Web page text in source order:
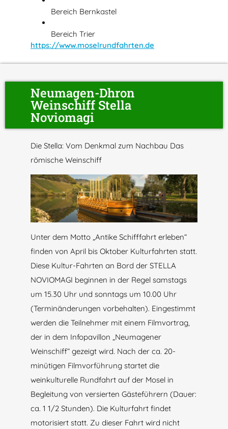
Bereich Bernkastel
Bereich Trier
https://www.moselrundfahrten.de
Neumagen-Dhron
Weinschiff Stella
Noviomagi
Die Stella: Vom Denkmal zum Nachbau Das
römische Weinschiff
Unter dem Motto „Antike Schifffahrt erleben“
finden von April bis Oktober Kulturfahrten statt.
Diese Kultur-Fahrten an Bord der STELLA
NOVIOMAGI beginnen in der Regel samstags
um 15.30 Uhr und sonntags um 10.00 Uhr
(Terminänderungen vorbehalten). Eingestimmt
werden die Teilnehmer mit einem Filmvortrag,
der in dem Infopavillon „Neumagener
Weinschiff“ gezeigt wird. Nach der ca. 20-
minütigen Filmvorführung startet die
weinkulturelle Rundfahrt auf der Mosel in
Begleitung von versierten Gästeführern (Dauer:
ca. 1 1/2 Stunden). Die Kulturfahrt findet
motorisiert statt. Zu dieser Fahrt wird nicht